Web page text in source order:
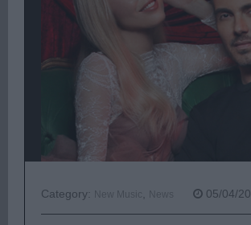
Category: New Music News 05/04/